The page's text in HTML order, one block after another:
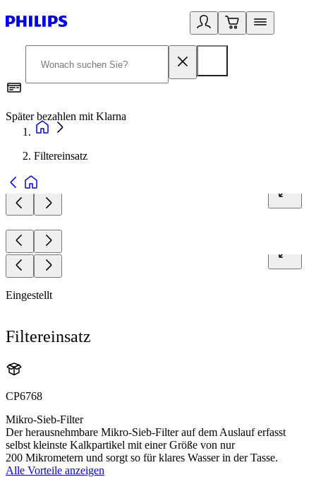
Später bezahlen mit Klarna
Filtereinsatz
Eingestellt
Filtereinsatz
CP6768
Mikro-Sieb-Filter
Der herausnehmbare Mikro-Sieb-Filter auf dem Auslauf erfasst
selbst kleinste Kalkpartikel mit einer Größe von nur
200 Mikrometern und sorgt so für klares Wasser in der Tasse.
Alle Vorteile anzeigen